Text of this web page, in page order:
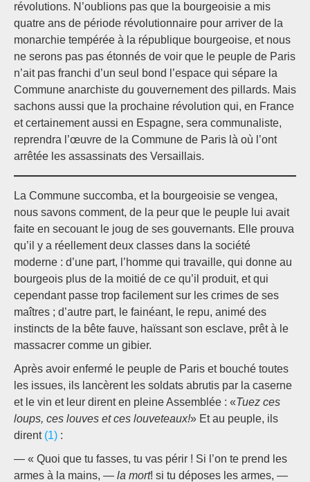
révolutions. N’oublions pas que la bourgeoisie a mis
quatre ans de période révolutionnaire pour arriver de la
monarchie tempérée à la république bourgeoise, et nous
ne serons pas pas étonnés de voir que le peuple de Paris
n’ait pas franchi d’un seul bond l’espace qui sépare la
Commune anarchiste du gouvernement des pillards. Mais
sachons aussi que la prochaine révolution qui, en France
et certainement aussi en Espagne, sera communaliste,
reprendra l’œuvre de la Commune de Paris là où l’ont
arrêtée les assassinats des Versaillais.
La Commune succomba, et la bourgeoisie se vengea,
nous savons comment, de la peur que le peuple lui avait
faite en secouant le joug de ses gouvernants. Elle prouva
qu’il y a réellement deux classes dans la société
moderne : d’une part, l’homme qui travaille, qui donne au
bourgeois plus de la moitié de ce qu’il produit, et qui
cependant passe trop facilement sur les crimes de ses
maîtres ; d’autre part, le fainéant, le repu, animé des
instincts de la bête fauve, haïssant son esclave, prêt à le
massacrer comme un gibier.
Après avoir enfermé le peuple de Paris et bouché toutes
les issues, ils lancèrent les soldats abrutis par la caserne
et le vin et leur dirent en pleine Assemblée : «Tuez ces
loups, ces louves et ces louveteaux!» Et au peuple, ils
dirent (1) :
— « Quoi que tu fasses, tu vas périr ! Si l’on te prend les
armes à la mains, — la mort! si tu déposes les armes, —